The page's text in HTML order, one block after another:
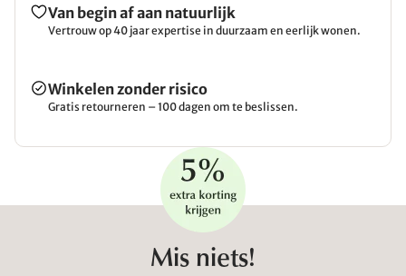
Van begin af aan natuurlijk
Vertrouw op 40 jaar expertise in duurzaam en eerlijk wonen.
Winkelen zonder risico
Gratis retourneren – 100 dagen om te beslissen.
Mis niets!